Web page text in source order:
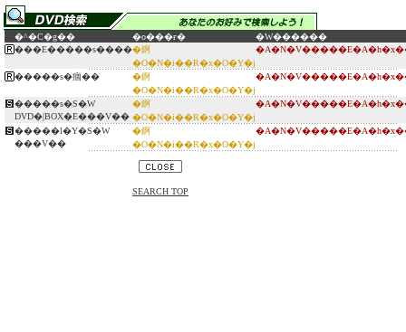
�^�C�g�� �o���ғ�
�W������
���E�����s�����錒
�O�N�i��R�x�O�Y�j
�����s�痼��
�錒
�O�N�i��R�x�O�Y�j
�����s�S�W
DVD�|BOX�E���V��
�錒
�O�N�i��R�x�O�Y�j
�����l�Y�S�W
���V��
�錒
�O�N�i��R�x�O�Y�j
SEARCH TOP